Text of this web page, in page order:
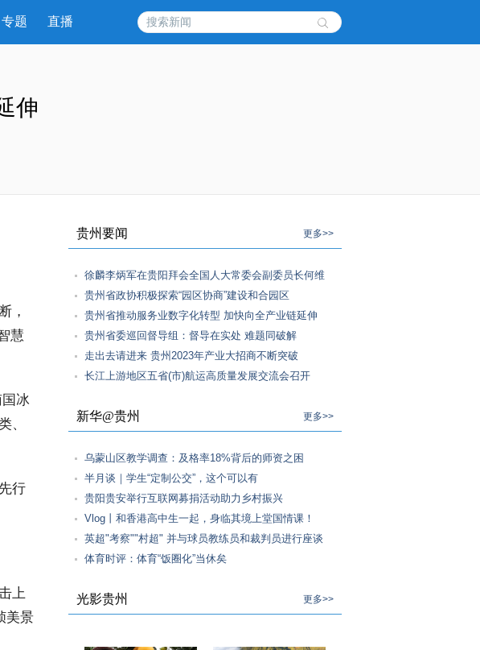
专题 直播
伸
，
慧
冰
、
行
上
美景
贵州要闻 更多>>
徐麟李炳军在贵阳拜会全国人大常委会副委员长何维
贵州省政协积极探索“园区协商”建设和合园区
贵州省推动服务业数字化转型 加快向全产业链延伸
贵州省委巡回督导组：督导在实处 难题同破解
走出去请进来 贵州2023年产业大招商不断突破
长江上游地区五省(市)航运高质量发展交流会召开
新华@贵州 更多>>
乌蒙山区教学调查：及格率18%背后的师资之困
半月谈｜学生“定制公交”，这个可以有
贵阳贵安举行互联网募捐活动助力乡村振兴
Vlog丨和香港高中生一起，身临其境上堂国情课！
英超"考察""村超" 并与球员教练员和裁判员进行座谈
体育时评：体育“饭圈化”当休矣
光影贵州 更多>>